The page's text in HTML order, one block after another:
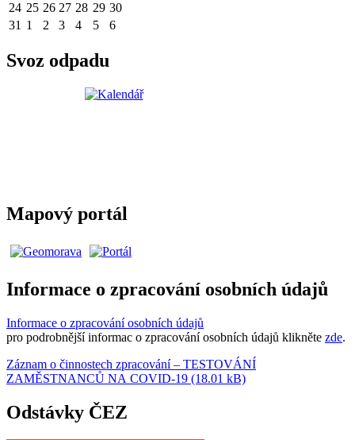
24 25 26 27 28 29 30
31 1 2 3 4 5 6
Svoz odpadu
Mapový portál
Informace o zpracování osobních údajů
Informace o zpracování osobních údajů
pro podrobnější informac o zpracování osobních údajů klikněte zde.
Záznam o činnostech zpracování – TESTOVÁNÍ
ZAMĚSTNANCŮ NA COVID-19 (18.01 kB)
Odstávky ČEZ